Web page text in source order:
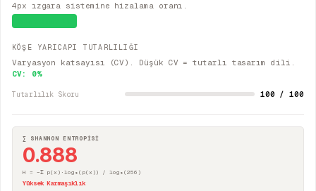
4px ızgara sistemine hizalama oranı.
KÖŞE YARICAPI TUTARLILIĞI
Varyasyon katsayısı (CV). Düşük CV = tutarlı tasarım dili.
CV: 0%
Tutarlılık Skoru 100 / 100
∑ SHANNON ENTROPİSİ
0.888
H = −Σ p(x)·log₂(p(x)) / log₂(256)
Yüksek Karmaşıklık